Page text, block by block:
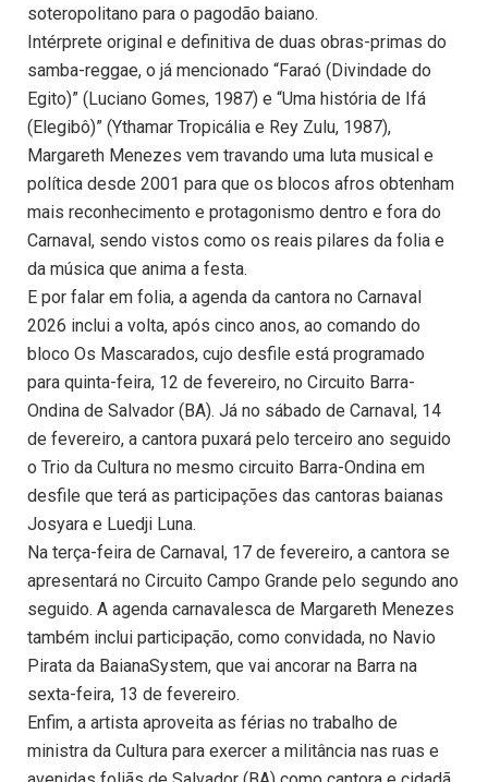
soteropolitano para o pagodão baiano.
Intérprete original e definitiva de duas obras-primas do
samba-reggae, o já mencionado “Faraó (Divindade do
Egito)” (Luciano Gomes, 1987) e “Uma história de Ifá
(Elegibô)” (Ythamar Tropicália e Rey Zulu, 1987),
Margareth Menezes vem travando uma luta musical e
política desde 2001 para que os blocos afros obtenham
mais reconhecimento e protagonismo dentro e fora do
Carnaval, sendo vistos como os reais pilares da folia e
da música que anima a festa.
E por falar em folia, a agenda da cantora no Carnaval
2026 inclui a volta, após cinco anos, ao comando do
bloco Os Mascarados, cujo desfile está programado
para quinta-feira, 12 de fevereiro, no Circuito Barra-
Ondina de Salvador (BA). Já no sábado de Carnaval, 14
de fevereiro, a cantora puxará pelo terceiro ano seguido
o Trio da Cultura no mesmo circuito Barra-Ondina em
desfile que terá as participações das cantoras baianas
Josyara e Luedji Luna.
Na terça-feira de Carnaval, 17 de fevereiro, a cantora se
apresentará no Circuito Campo Grande pelo segundo ano
seguido. A agenda carnavalesca de Margareth Menezes
também inclui participação, como convidada, no Navio
Pirata da BaianaSystem, que vai ancorar na Barra na
sexta-feira, 13 de fevereiro.
Enfim, a artista aproveita as férias no trabalho de
ministra da Cultura para exercer a militância nas ruas e